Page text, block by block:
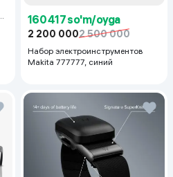
160 417 so'm/oyga
2 200 0002 500 000
Набор электроинструментов
Makita 777777, синий